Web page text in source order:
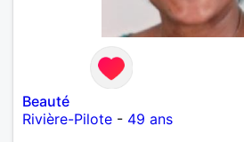
Beauté
Rivière-Pilote - 49 ans